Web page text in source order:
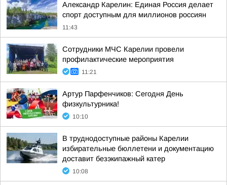
Александр Карелин: Единая Россия делает
спорт доступным для миллионов россиян
11:43
Сотрудники МЧС Карелии провели
профилактические мероприятия
11:21
Артур Парфенчиков: Сегодня День
физкультурника!
10:10
В труднодоступные районы Карелии
избирательные бюллетени и документацию
доставит безэкипажный катер
10:08